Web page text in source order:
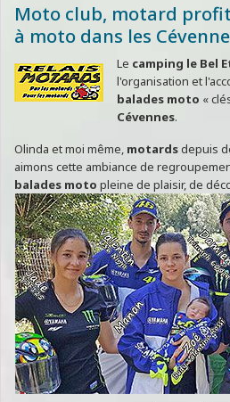
Moto club, motard
à moto dans les
Le camping le Bel
l'organisation et
balades moto «
Cévennes.
Olinda et moi même, motardsdepuis
aimons cette ambiance de
balades moto pleine de plaisir, de